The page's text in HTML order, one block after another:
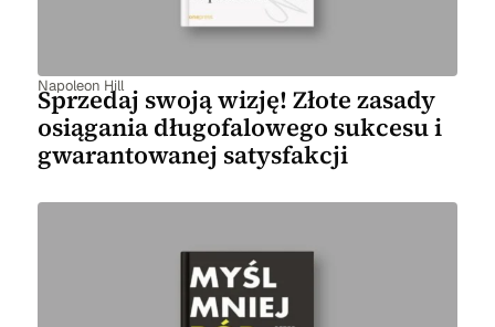
Napoleon Hill
Sprzedaj swoją wizję! Złote zasady
osiągania długofalowego sukcesu i
gwarantowanej satysfakcji